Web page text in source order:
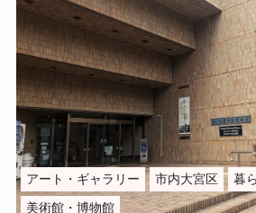
アート・ギャラリー 市内大宮区
暮
美術館・博物館